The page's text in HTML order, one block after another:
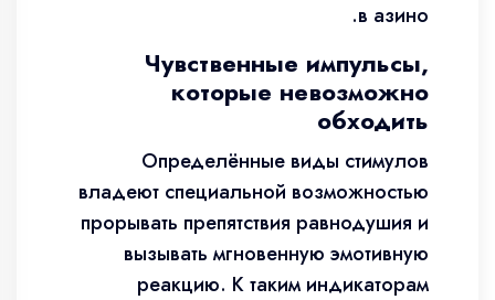
в азино.
Чувственные импульсы,
которые невозможно
обходить
Определённые виды стимулов
владеют специальной возможностью
прорывать препятствия равнодушия и
вызывать мгновенную эмотивную
реакцию. К таким индикаторам